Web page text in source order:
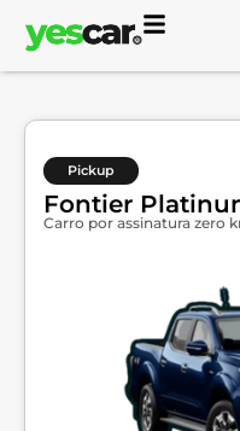
Pickup
Fontier
Carro por assinatura zero